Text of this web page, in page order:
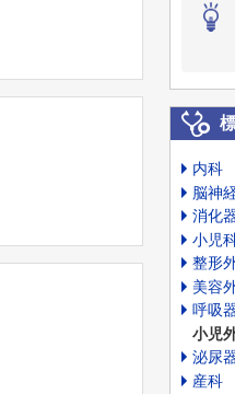
内科
脳神
消化
小児
整形
美容
呼吸
小児
泌尿
産科